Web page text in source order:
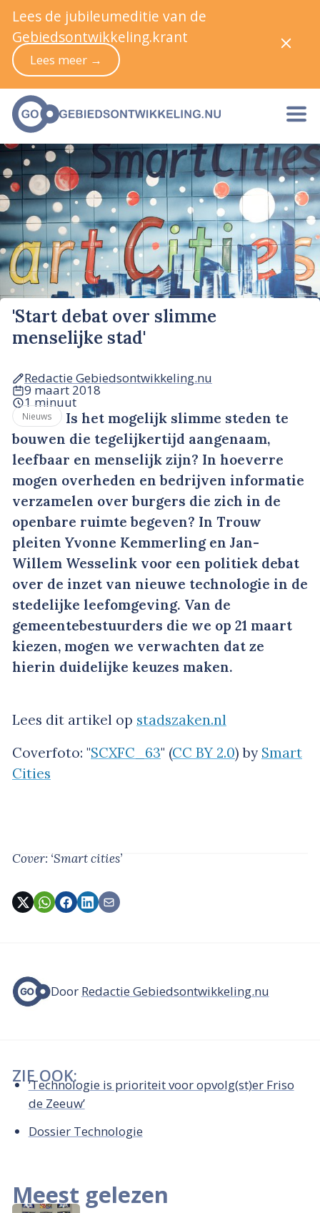
'Start debat over slimme
menselijke stad'
Redactie Gebiedsontwikkeling.nu
9 maart 2018
1 minuut
Nieuws
Is het mogelijk slimme steden te
bouwen die tegelijkertijd aangenaam,
leefbaar en menselijk zijn? In hoeverre
mogen overheden en bedrijven informatie
verzamelen over burgers die zich in de
openbare ruimte begeven? In Trouw
pleiten Yvonne Kemmerling en Jan-
Willem Wesselink voor een politiek debat
over de inzet van nieuwe technologie in de
stedelijke leefomgeving. Van de
gemeentebestuurders die we op 21 maart
kiezen, mogen we verwachten dat ze
hierin duidelijke keuzes maken.
Lees dit artikel op stadszaken.nl
Coverfoto: "SCXFC_63" (CC BY 2.0) by Smart
Cities
Cover: ‘Smart cities’
Door Redactie Gebiedsontwikkeling.nu
ZIE OOK:
‘Technologie is prioriteit voor opvolg(st)er Friso
de Zeeuw’
Dossier Technologie
Meest gelezen
Lees de jubileumeditie van de
Gebiedsontwikkeling.krant
Lees meer →